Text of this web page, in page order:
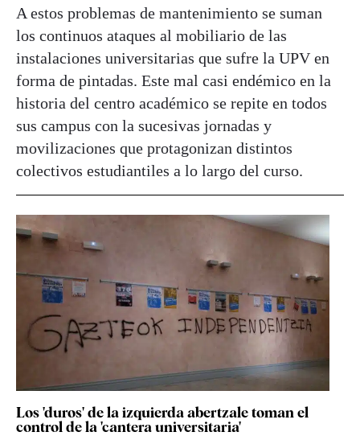
A estos problemas de mantenimiento se suman
los continuos ataques al mobiliario de las
instalaciones universitarias que sufre la UPV en
forma de pintadas. Este mal casi endémico en la
historia del centro académico se repite en todos
sus campus con la sucesivas jornadas y
movilizaciones que protagonizan distintos
colectivos estudiantiles a lo largo del curso.
Los 'duros' de la izquierda abertzale toman el
control de la 'cantera universitaria'